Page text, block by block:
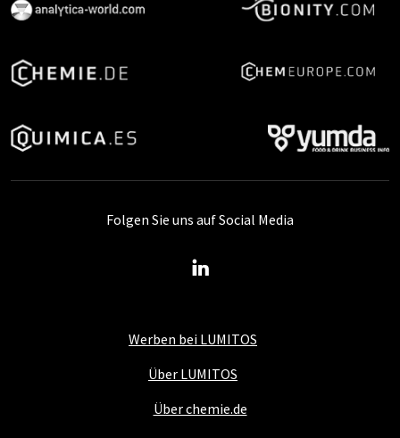
Werben bei LUMITOS
Über LUMITOS
Über chemie.de
Folgen Sie uns auf Social Media